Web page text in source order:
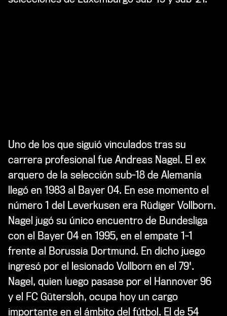
Uno de los que siguió vinculados tras su
carrera profesional fue Andreas Nagel. El ex
arquero de la selección sub-18 de Alemania
llegó en 1983 al Bayer 04. En ese momento el
número 1 del Leverkusen era Rüdiger Vollborn.
Nagel jugó su único encuentro de Bundesliga
con el Bayer 04 en 1995, en el empate 1-1
frente al Borussia Dortmund. En dicho juego
ingresó por el lesionado Vollborn en el 79'.
Nagel, quien luego pasase por el Hannover 96
y el FC Gütersloh, ocupa hoy un cargo
importante en el ámbito del fútbol. El de 54